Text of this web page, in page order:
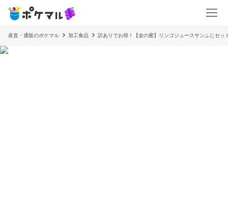
産直・通販のポケマル 加工食品 訳ありでお得！【金の蜜】リンゴジュースサンふじセ